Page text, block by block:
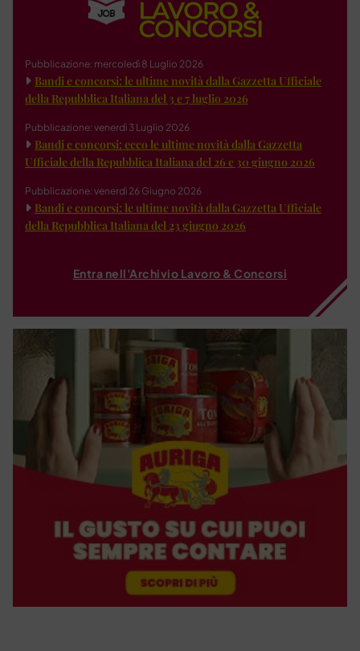
Pubblicazione: mercoledì 8 Luglio 2026
Bandi e concorsi: le ultime novità dalla Gazzetta Ufficiale
della Repubblica Italiana del 3 e 7 luglio 2026
Pubblicazione: venerdì 3 Luglio 2026
Bandi e concorsi: ecco le ultime novità dalla Gazzetta
Ufficiale della Repubblica Italiana del 26 e 30 giugno 2026
Pubblicazione: venerdì 26 Giugno 2026
Bandi e concorsi: le ultime novità dalla Gazzetta Ufficiale
della Repubblica Italiana del 23 giugno 2026
Entra nell'Archivio Lavoro & Concorsi